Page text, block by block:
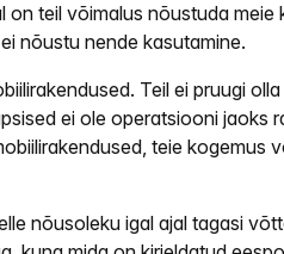
teil võimalus nõustuda meie
nõustu nende kasutamine.
Teil ei pruugi
ei ole operatsiooni jaoks
teie kogemus
nõusoleku igal ajal tagasi